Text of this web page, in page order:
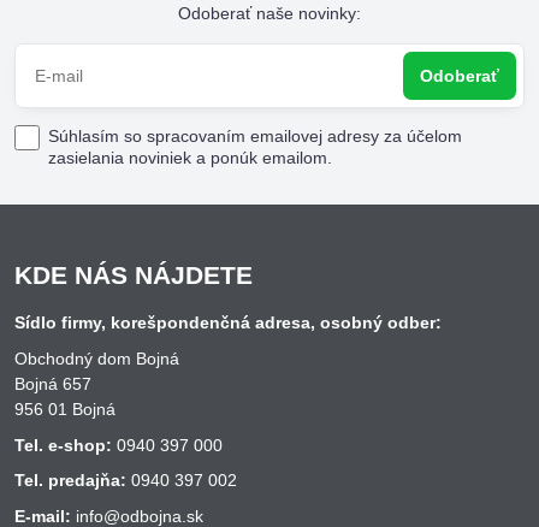
Odoberať naše novinky:
Odoberať
Súhlasím so spracovaním emailovej adresy za účelom
zasielania noviniek a ponúk emailom.
KDE NÁS NÁJDETE
Sídlo firmy, korešpondenčná adresa, osobný odber:
Obchodný dom Bojná
Bojná 657
956 01 Bojná
Tel. e-shop: 0940 397 000
Tel. predajňa: 0940 397 002
E-mail: info@odbojna.sk